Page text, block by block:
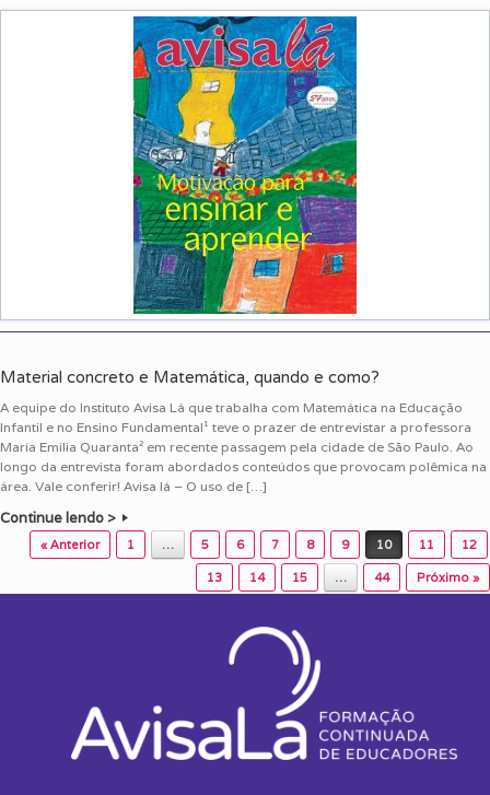
Material concreto e Matemática, quando e como?
A equipe do Instituto Avisa Lá que trabalha com Matemática na Educação
Infantil e no Ensino Fundamental¹ teve o prazer de entrevistar a professora
María Emilia Quaranta² em recente passagem pela cidade de São Paulo. Ao
longo da entrevista foram abordados conteúdos que provocam polêmica na
área. Vale conferir! Avisa lá – O uso de […]
Continue lendo >
Post navigation
« Anterior 1 … 5 6 7 8 9 10 11 12
13 14 15 … 44 Próximo »